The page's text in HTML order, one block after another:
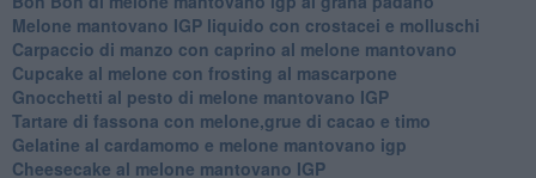
Melone mantovano IGP liquido con crostacei e molluschi
Carpaccio di manzo con caprino al melone mantovano
Cupcake al melone con frosting al mascarpone
Gnocchetti al pesto di melone mantovano IGP
Tartare di fassona con melone,grue di cacao e timo
Gelatine al cardamomo e melone mantovano igp
Cheesecake al melone mantovano IGP